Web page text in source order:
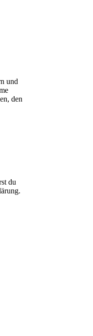
und
den
du